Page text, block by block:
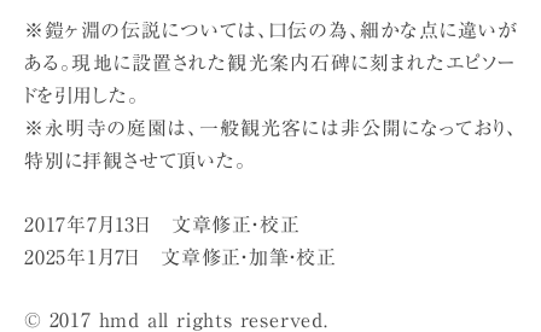
※鎧ヶ淵の伝説については、口伝の為、細かな点に違いが
ある。現地に設置された観光案内石碑に刻まれたエピソー
ドを引用した。
※永明寺の庭園は、一般観光客には非公開になっており、
特別に拝観させて頂いた。
2017年7月13日 文章修正・校正
2025年1月7日 文章修正・加筆・校正
© 2017 hmd all rights reserved.